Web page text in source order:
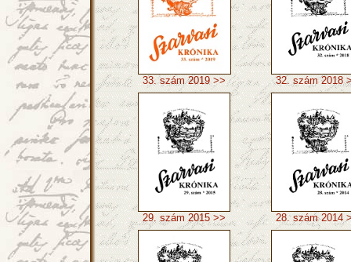
33. szám 2019 >> 32. szám 2018
29. szám 2015 >> 28. szám 2014